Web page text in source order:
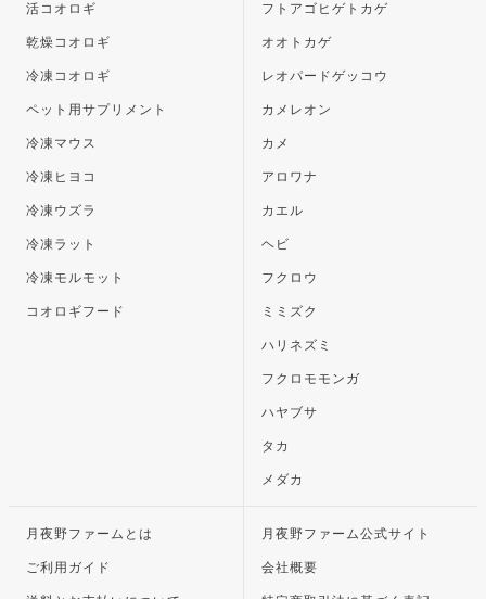
活コオロギ
乾燥コオロギ
冷凍コオロギ
ペット用サプリメント
冷凍マウス
冷凍ヒヨコ
冷凍ウズラ
冷凍ラット
冷凍モルモット
コオロギフード
フトアゴヒゲトカゲ
オオトカゲ
レオパードゲッコウ
カメレオン
カメ
アロワナ
カエル
ヘビ
フクロウ
ミミズク
ハリネズミ
フクロモモンガ
ハヤブサ
タカ
メダカ
月夜野ファームとは
ご利用ガイド
月夜野ファーム公式サイト
会社概要